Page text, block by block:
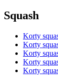
Squash
Korty
Korty
Korty
Korty
Korty